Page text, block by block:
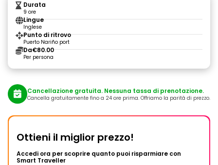
Durata
9 ore
Lingue
Inglese
Punto di ritrovo
Puerto Nariño port
Da€80.00
Per persona
Cancellazione gratuita. Nessuna tassa di prenotazione.
Cancella gratuitamente fino a 24 ore prima. Offriamo la parità di prezzo.
Ottieni il miglior prezzo!
Accedi ora per scoprire quanto puoi risparmiare con
Smart Traveller